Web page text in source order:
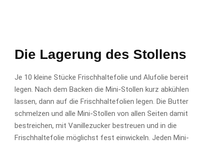
Die Lagerung des Stollens
Je 10 kleine Stücke Frischhaltefolie und Alufolie bereit
legen. Nach dem Backen die Mini-Stollen kurz abkühlen
lassen, dann auf die Frischhaltefolien legen. Die Butter
schmelzen und alle Mini-Stollen von allen Seiten damit
bestreichen, mit Vanillezucker bestreuen und in die
Frischhaltefolie möglichst fest einwickeln. Jeden Mini-